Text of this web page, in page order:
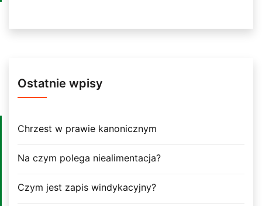
Ostatnie wpisy
Chrzest w prawie kanonicznym
Na czym polega niealimentacja?
Czym jest zapis windykacyjny?